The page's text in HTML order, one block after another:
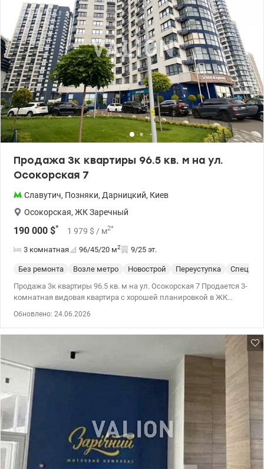
Продажа 3к квартиры 96.5 кв. м на ул.
Осокорская 7
Славутич, Позняки, Дарницкий, Киев
Осокорская, ЖК Заречный
190 000 $* 1 979 $ / м2*
3 комнатная 96/45/20 м2 9/25 эт.
Без ремонта Возле метро Новострой Переуступка
Продажа 3к квартиры 96.5 кв. м на ул. Осокорская 7 Продается 3-
комнатная видовая квартира с хорошей планировкой в ​​ЖК
красоты). До метро Славутич - 5 мин пешком, удобная
транспортная развязка. Современная архитектура, которая
находится в равновесии с окружающей средой, озеленение
территории, детский сад на территории комплекса. Тел.(044)
200-10-80 valion.ua/1106207
Обновлено: 24.06.2026